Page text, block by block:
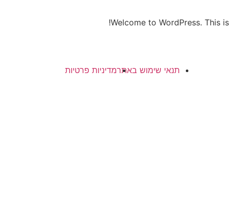
Welcome to WordPress. This
תנאי שימוש באתרמדיניות פרטיות